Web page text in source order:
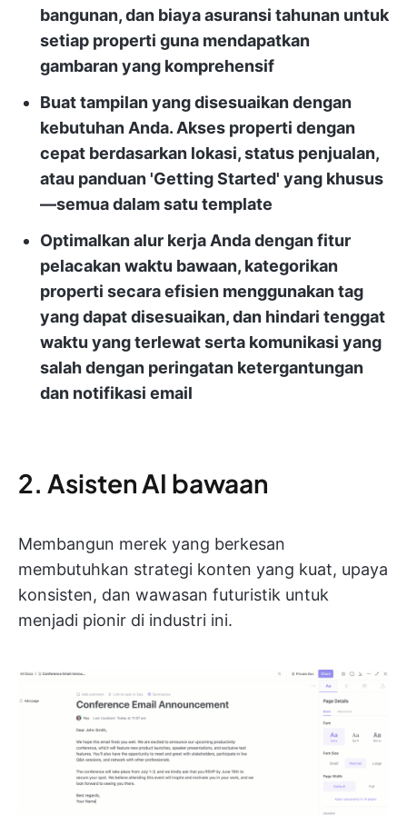
bangunan, dan biaya asuransi tahunan untuk
setiap properti guna mendapatkan
gambaran yang komprehensif
Buat tampilan yang disesuaikan dengan
kebutuhan Anda. Akses properti dengan
cepat berdasarkan lokasi, status penjualan,
atau panduan 'Getting Started' yang khusus
—semua dalam satu template
Optimalkan alur kerja Anda dengan fitur
pelacakan waktu bawaan, kategorikan
properti secara efisien menggunakan tag
yang dapat disesuaikan, dan hindari tenggat
waktu yang terlewat serta komunikasi yang
salah dengan peringatan ketergantungan
dan notifikasi email
2. Asisten AI bawaan
Membangun merek yang berkesan
membutuhkan strategi konten yang kuat, upaya
konsisten, dan wawasan futuristik untuk
menjadi pionir di industri ini.